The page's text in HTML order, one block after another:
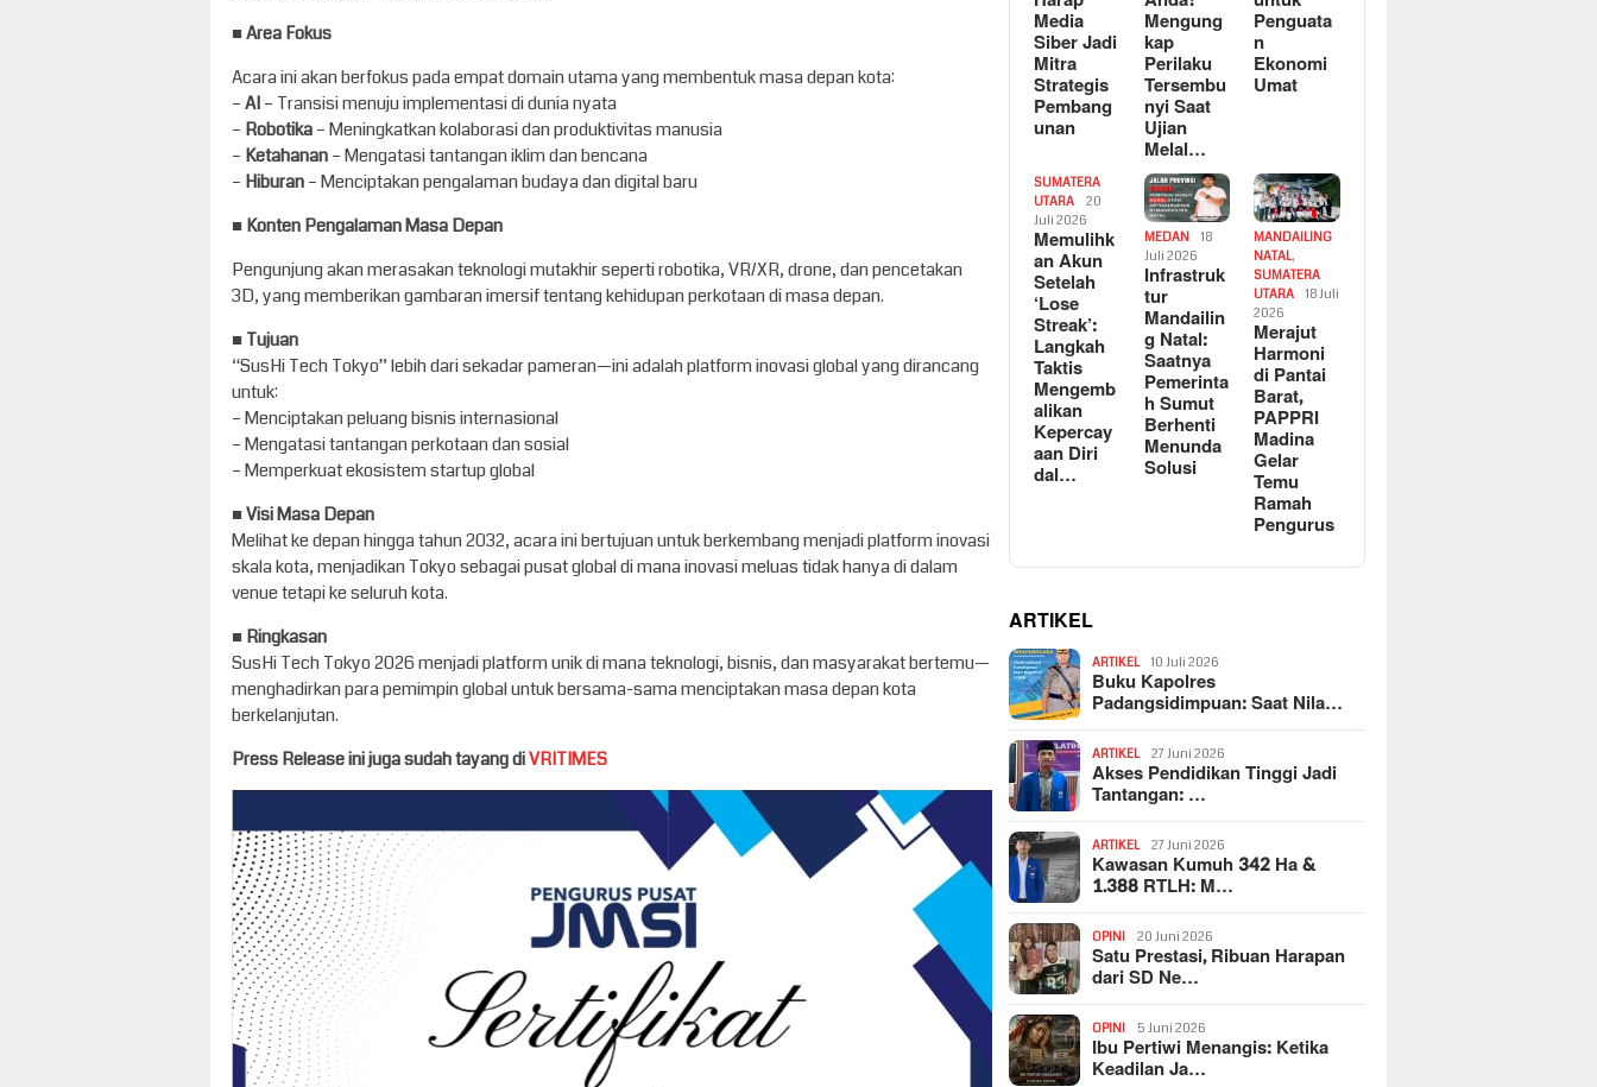
■ Area Fokus
Acara ini akan berfokus pada empat domain utama yang membentuk masa depan kota:
–AI– Transisi menuju implementasi di dunia nyata
– Robotika– Meningkatkan kolaborasi dan produktivitas manusia
– Ketahanan– Mengatasi tantangan iklim dan bencana
– Hiburan– Menciptakan pengalaman budaya dan digital baru
■ Konten Pengalaman Masa Depan
Pengunjung akan merasakan teknologi mutakhir seperti robotika, VR/XR, drone, dan pencetakan
3D, yang memberikan gambaran imersif tentang kehidupan perkotaan di masa depan.
■Tujuan
“SusHi Tech Tokyo” lebih dari sekadar pameran—ini adalah platform inovasi global yang dirancang
untuk:
– Menciptakan peluang bisnis internasional
– Mengatasi tantangan perkotaan dan sosial
– Memperkuat ekosistem startup global
■Visi Masa Depan
Melihat ke depan hingga tahun 2032, acara ini bertujuan untuk berkembang menjadi platform inovasi
skala kota, menjadikan Tokyo sebagai pusat global di mana inovasi meluas tidak hanya di dalam
venue tetapi ke seluruh kota.
■Ringkasan
SusHi Tech Tokyo 2026 menjadi platform unik di mana teknologi, bisnis, dan masyarakat bertemu—
menghadirkan para pemimpin global untuk bersama-sama menciptakan masa depan kota
berkelanjutan.
Press Release ini juga sudah tayang diVRITIMES
Media
Siber Jadi
Mitra
Strategis
Pembang
unan
Mengung
kap
Perilaku
Tersembu
nyi Saat
Ujian
Melal…
Penguata
n
Ekonomi
Umat
SUMATERA
UTARA
20
Juli 2026
Memulihk
an Akun
Setelah
‘Lose
Streak’:
Langkah
Taktis
Mengemb
alikan
Kepercay
aan Diri
dal…
MEDAN
18
Juli 2026
Infrastruk
tur
Mandailin
g Natal:
Saatnya
Pemerinta
h Sumut
Berhenti
Menunda
Solusi
MANDAILING
NATAL,
SUMATERA
UTARA
18 Juli
2026
Merajut
Harmoni
di Pantai
Barat,
PAPPRI
Madina
Gelar
Temu
Ramah
Pengurus
ARTIKEL
ARTIKEL 10 Juli 2026
Buku Kapolres
Padangsidimpuan: Saat Nila…
ARTIKEL 27 Juni 2026
Akses Pendidikan Tinggi Jadi
Tantangan: …
ARTIKEL 27 Juni 2026
Kawasan Kumuh 342 Ha &
1.388 RTLH: M…
OPINI 20 Juni 2026
Satu Prestasi, Ribuan Harapan
dari SD Ne…
OPINI 5 Juni 2026
Ibu Pertiwi Menangis: Ketika
Keadilan Ja…